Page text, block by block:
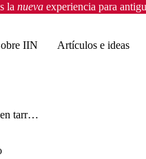
la nuevaexperiencia para
IIN Artículos e ideas
Ensalada en tarro: Una comida entre semana que cambia las reglas del juego